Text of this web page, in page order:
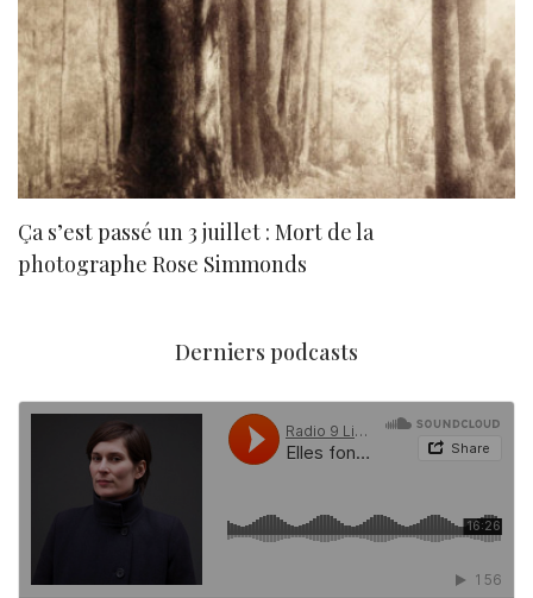
Ça s’est passé un 3 juillet : Mort de la
photographe Rose Simmonds
Derniers podcasts